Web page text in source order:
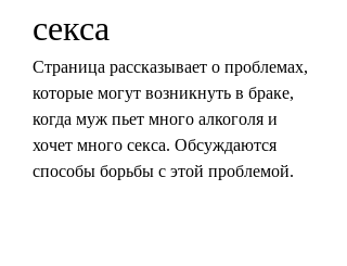
секса
Страница рассказывает о проблемах,
которые могут возникнуть в браке,
когда муж пьет много алкоголя и
хочет много секса. Обсуждаются
способы борьбы с этой проблемой.